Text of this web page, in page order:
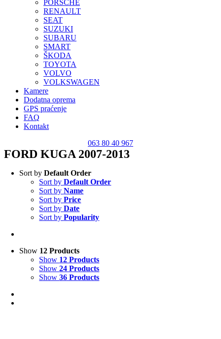
PORSCHE
RENAULT
SEAT
SUZUKI
SUBARU
SMART
ŠKODA
TOYOTA
VOLVO
VOLKSWAGEN
Kamere
Dodatna oprema
GPS praćenje
FAQ
Kontakt
063 80 40 967
FORD KUGA 2007-2013
Sort byDefault Order
Sort byDefault Order
Sort byName
Sort byPrice
Sort byDate
Sort byPopularity
Show 12 Products
Show 12 Products
Show24 Products
Show36 Products